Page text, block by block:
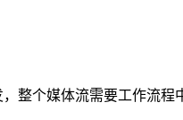
整个媒体流需要工作流程